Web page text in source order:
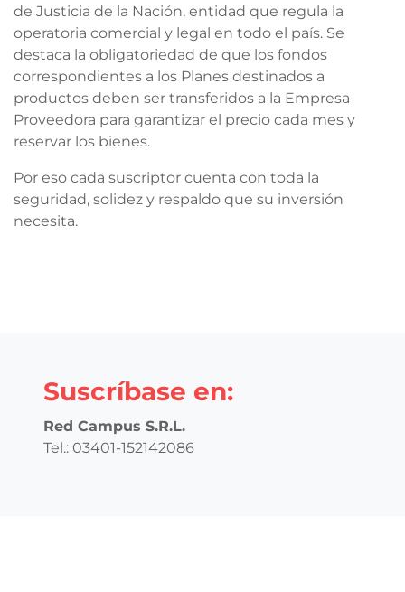
de Justicia de la Nación, entidad que regula la
operatoria comercial y legal en todo el país. Se
destaca la obligatoriedad de que los fondos
correspondientes a los Planes destinados a
productos deben ser transferidos a la Empresa
Proveedora para garantizar el precio cada mes y
reservar los bienes.
Por eso cada suscriptor cuenta con toda la
seguridad, solidez y respaldo que su inversión
necesita.
Suscríbase en:
Red Campus S.R.L.
Tel.: 03401-152142086